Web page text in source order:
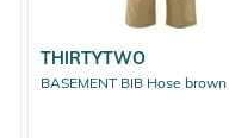
THIRTYTWO
BASEMENT BIB Hose brown